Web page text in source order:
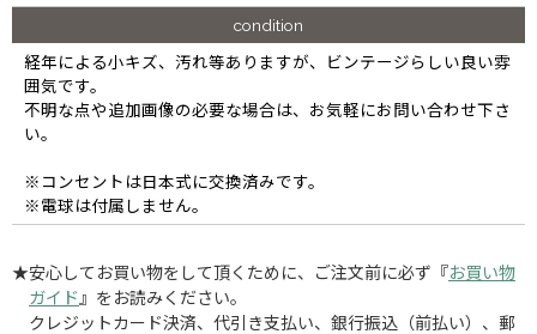
condition
経年による小キズ、汚れ等ありますが、ビンテージらしい良い雰
囲気です。
不明な点や追加画像の必要な場合は、お気軽にお問い合わせ下さ
い。
※コンセントは日本式に交換済みです。
※電球は付属しません。
★安心してお買い物をして頂くために、ご注文前に必ず『お買い物
ガイド 』をお読みください。
クレジットカード決済、代引き支払い、銀行振込（前払い）、郵